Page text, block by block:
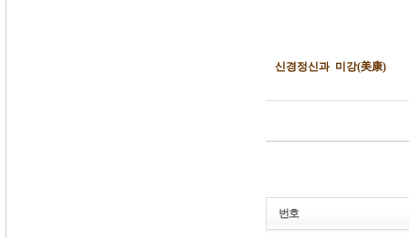
신경정신과 미강(美康)
번호